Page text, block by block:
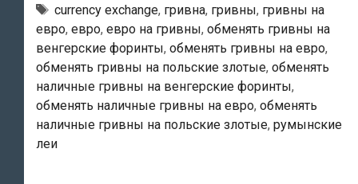
гривны
в
Польше,
Словакии,
Австрии,
Румынии,
Тэги
currency exchange, гривна, гривны, гривны на
евро, евро, евро на гривны, обменять гривны на
венгерские форинты, обменять гривны на евро,
обменять гривны на польские злотые, обменять
наличные гривны на венгерские форинты,
обменять наличные гривны на евро, обменять
наличные гривны на польские злотые, румынские
леи